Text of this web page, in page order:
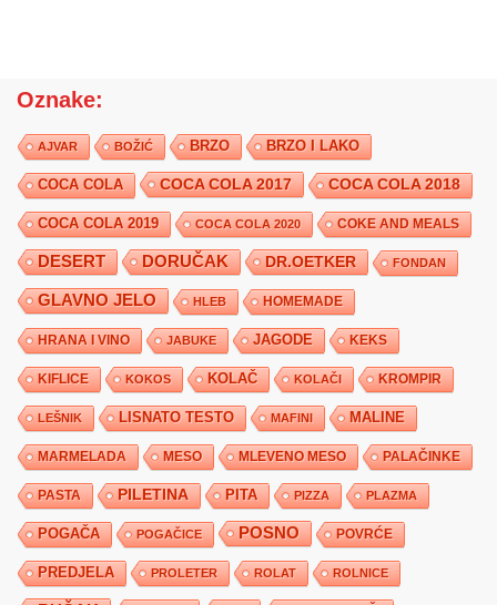
Oznake:
AJVAR BOŽIĆ BRZO BRZO I LAKO
COCA COLA COCA COLA 2017 COCA COLA 2018
COCA COLA 2019 COCA COLA 2020 COKE AND MEALS
DESERT DORUČAK DR.OETKER FONDAN
GLAVNO JELO HLEB HOMEMADE
HRANA I VINO JABUKE JAGODE KEKS
KIFLICE KOKOS KOLAČ KOLAČI KROMPIR
LEŠNIK LISNATO TESTO MAFINI MALINE
MARMELADA MESO MLEVENO MESO PALAČINKE
PASTA PILETINA PITA PIZZA PLAZMA
POGAČA POGAČICE POSNO POVRĆE
PREDJELA PROLETER ROLAT ROLNICE